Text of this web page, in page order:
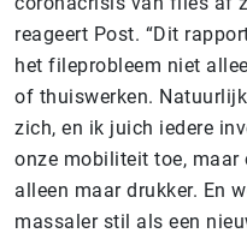
reageert Post. “Dit
het fileprobleem niet
of thuiswerken.
zich, en ik juich iedere
onze mobiliteit toe, maar
alleen maar drukker. En
massaler stil als een